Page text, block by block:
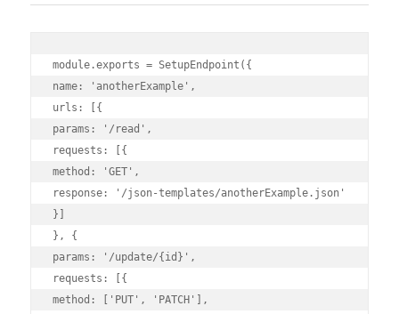
module.exports = SetupEndpoint({
name: 'anotherExample',
urls: [{
params: '/read',
requests: [{
method: 'GET',
response: '/json-templates/anotherExample.json'
}]
}, {
params: '/update/{id}',
requests: [{
method: ['PUT', 'PATCH'],